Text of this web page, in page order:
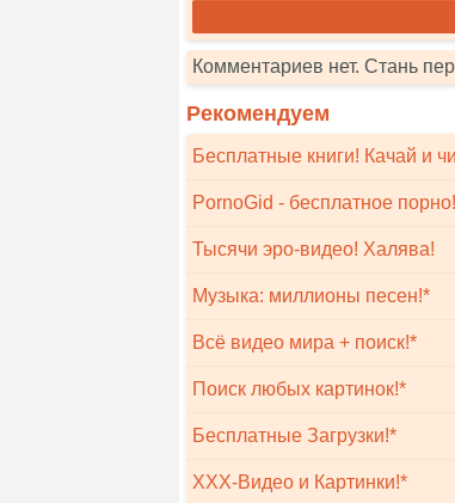
Комментариев нет. Стань
Рекомендуем
Бесплатные книги! Качай и
PornoGid - бесплатное порно!
Тысячи эро-видео! Халява!
Музыка: миллионы песен!*
Всё видео мира + поиск!*
Поиск любых картинок!*
Бесплатные Загрузки!*
XXX-Видео и Картинки!*